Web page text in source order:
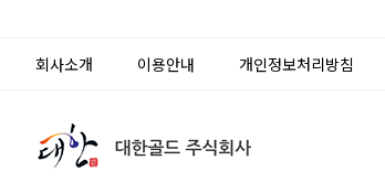
회사소개 이용안내 개인정보처리방침